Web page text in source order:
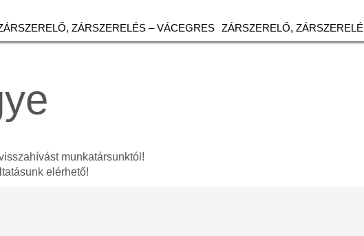
ZÁRSZERELÉS – VÁCEGRES ZÁRSZERELŐ,
munkatársunktól!
elérhető!